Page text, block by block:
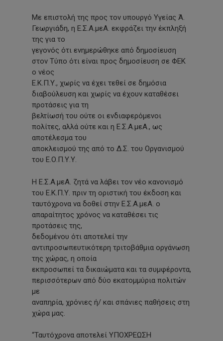
Με επιστολή της προς τον υπουργό Υγείας Ά.
Γεωργιάδη, η Ε.Σ.Α.μεΑ. εκφράζει την έκπληξή
της για το
γεγονός ότι ενημερώθηκε από δημοσίευση
στον Τύπο ότι είναι προς δημοσίευση σε ΦΕΚ
ο νέος
Ε.Κ.Π.Υ., χωρίς να έχει τεθεί σε δημόσια
διαβούλευση και χωρίς να έχουν καταθέσει
προτάσεις για τη
βελτίωσή του ούτε οι ενδιαφερόμενοι
πολίτες, αλλά ούτε και η Ε.Σ.Α.μεΑ., ως
αποτέλεσμα του
αποκλεισμού της από το Δ.Σ. του Οργανισμού
του Ε.Ο.Π.Υ.Υ.
Η Ε.Σ.Α.μεΑ. ζητά να λάβει τον νέο κανονισμό
του Ε.Κ.Π.Υ. πριν τη οριστική του έκδοση και
ταυτόχρονα να δοθεί στην Ε.Σ.Α.μεΑ. ο
απαραίτητος χρόνος να καταθέσει τις
προτάσεις της,
δεδομένου ότι αποτελεί την
αντιπροσωπευτικότερη τριτοβάθμια οργάνωση
της χώρας, η οποία
εκπροσωπεί τα δικαιώματα και τα συμφέροντα,
περισσότερων από δύο εκατομμύρια πολιτών
με
αναπηρία, χρόνιες ή/ και σπάνιες παθήσεις στη
χώρα μας.
“Ταυτόχρονα αποτελεί ΥΠΟΧΡΕΩΣΗ